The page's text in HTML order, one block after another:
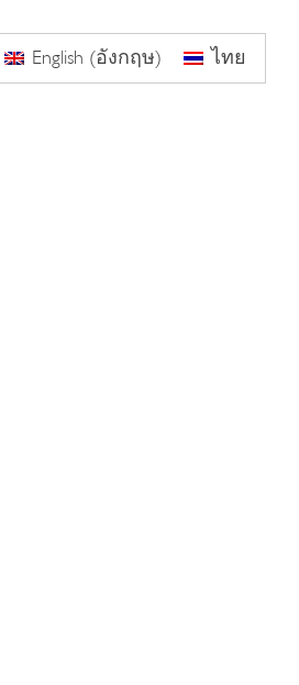
English (อังกฤษ) ไทย